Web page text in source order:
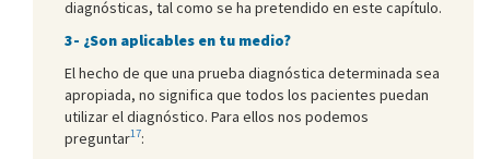
diagnósticas, tal como se ha pretendido en este capítulo.
3- ¿Son aplicables en tu medio?
El hecho de que una prueba diagnóstica determinada sea
apropiada, no significa que todos los pacientes puedan
utilizar el diagnóstico. Para ellos nos podemos
preguntar17: